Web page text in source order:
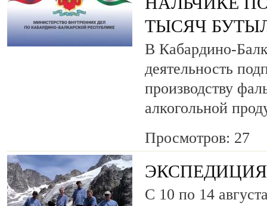
ТЫСЯЧ
В Кабардино-
деятельность
производству
алкогольной
Просмотров: 27
С 10 по 14